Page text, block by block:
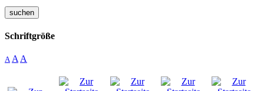
suchen
Schriftgröße
A A A